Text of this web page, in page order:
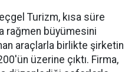
Turizm, kısa süre
rağmen büyümesini
araçlarla birlikte şirketin
üzerine çıktı. Firma,